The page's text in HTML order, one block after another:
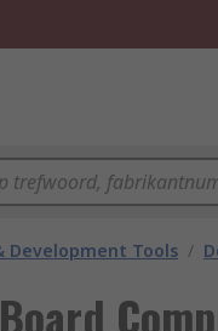
Development Tools /